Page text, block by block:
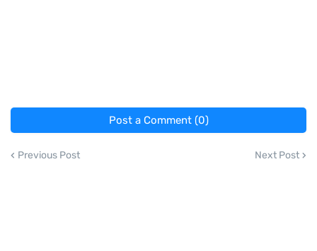
Post a Comment (0)
Previous Post Next Post